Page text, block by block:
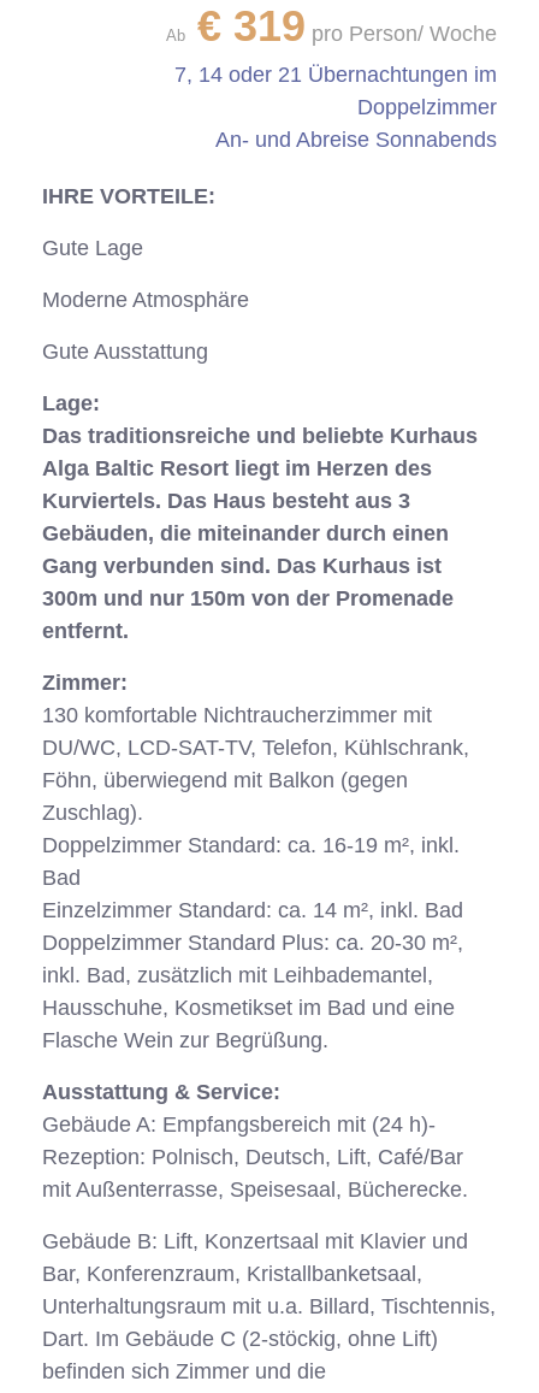
Ab € 319 pro Person/ Woche
7, 14 oder 21 Übernachtungen im
Doppelzimmer
An- und Abreise Sonnabends
IHRE VORTEILE:
Gute Lage
Moderne Atmosphäre
Gute Ausstattung
Lage:
Das traditionsreiche und beliebte Kurhaus
Alga Baltic Resort liegt im Herzen des
Kurviertels. Das Haus besteht aus 3
Gebäuden, die miteinander durch einen
Gang verbunden sind. Das Kurhaus ist
300m und nur 150m von der Promenade
entfernt.
Zimmer:
130 komfortable Nichtraucherzimmer mit
DU/WC, LCD-SAT-TV, Telefon, Kühlschrank,
Föhn, überwiegend mit Balkon (gegen
Zuschlag).
Doppelzimmer Standard: ca. 16-19 m², inkl.
Bad
Einzelzimmer Standard: ca. 14 m², inkl. Bad
Doppelzimmer Standard Plus: ca. 20-30 m²,
inkl. Bad, zusätzlich mit Leihbademantel,
Hausschuhe, Kosmetikset im Bad und eine
Flasche Wein zur Begrüßung.
Ausstattung & Service:
Gebäude A: Empfangsbereich mit (24 h)-
Rezeption: Polnisch, Deutsch, Lift, Café/Bar
mit Außenterrasse, Speisesaal, Bücherecke.
Gebäude B: Lift, Konzertsaal mit Klavier und
Bar, Konferenzraum, Kristallbanketsaal,
Unterhaltungsraum mit u.a. Billard, Tischtennis,
Dart. Im Gebäude C (2-stöckig, ohne Lift)
befinden sich Zimmer und die